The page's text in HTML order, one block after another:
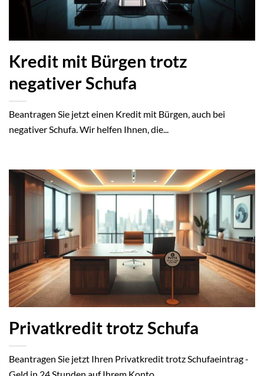
Kredit mit Bürgen trotz
negativer Schufa
Beantragen Sie jetzt einen Kredit mit Bürgen, auch bei
negativer Schufa. Wir helfen Ihnen, die...
Privatkredit trotz Schufa
Beantragen Sie jetzt Ihren Privatkredit trotz Schufaeintrag -